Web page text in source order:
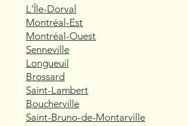
L'Île-Dorval
Montréal-Est
Montréal-Ouest
Senneville
Longueuil
Brossard
Saint-Lambert
Boucherville
Saint-Bruno-de-Montarville